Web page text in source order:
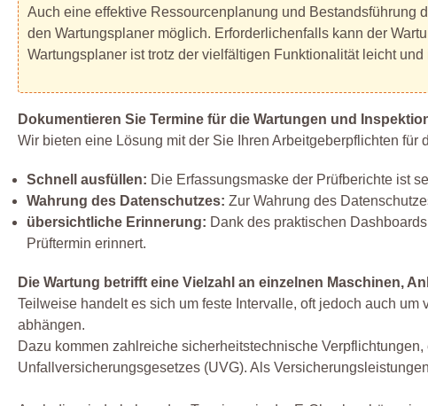
Auch eine effektive Ressourcenplanung und Bestandsführung
den Wartungsplaner möglich. Erforderlichenfalls kann der
Wartungsplaner ist trotz der vielfältigen Funktionalität leicht
Dokumentieren Sie Termine für die Wartungen und
Wir bieten eine Lösung mit der Sie Ihren Arbeitgeberpflichten
Schnell ausfüllen: Die Erfassungsmaske der Prüfberichte ist
Wahrung des Datenschutzes: Zur Wahrung des
übersichtliche Erinnerung: Dank des praktischen
Prüftermin erinnert.
Die Wartung betrifft eine Vielzahl an einzelnen Maschinen,
Teilweise handelt es sich um feste Intervalle, oft jedoch auch
abhängen.
Dazu kommen zahlreiche sicherheitstechnische
Unfallversicherungsgesetzes (UVG). Als